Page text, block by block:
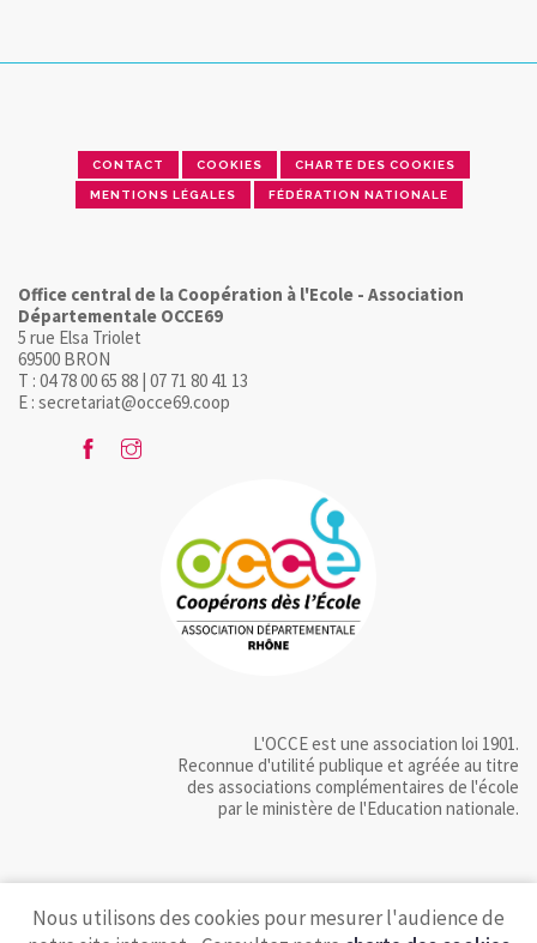
CONTACT COOKIES CHARTE DES COOKIES
MENTIONS LÉGALES FÉDÉRATION NATIONALE
Office central de la Coopération à l'Ecole - Association
Départementale OCCE69
5 rue Elsa Triolet
69500 BRON
T : 04 78 00 65 88 | 07 71 80 41 13
E : secretariat@occe69.coop
L'OCCE est une association loi 1901.
Reconnue d'utilité publique et agréée au titre
des associations complémentaires de l'école
par le ministère de l'Education nationale.
Nous utilisons des cookies pour mesurer l'audience de